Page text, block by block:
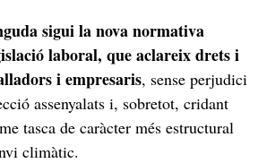
sigui la nova normativa
laboral, que aclareix drets i
i empresaris, sense perjudici
assenyalats i, sobretot, cridant
tasca de caràcter més estructural
climàtic.